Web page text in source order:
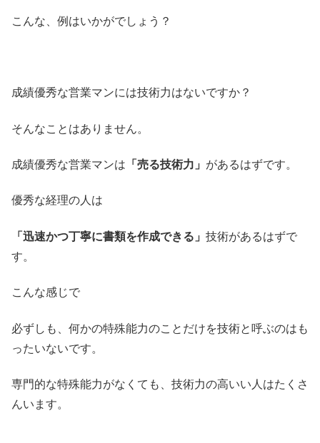
こんな、例はいかがでしょう？
成績優秀な営業マンには技術力はないですか？
そんなことはありません。
成績優秀な営業マンは 「売る技術力」 があるはずです。
優秀な経理の人は
「迅速かつ丁寧に書類を作成できる」 技術があるはずで
す。
こんな感じで
必ずしも、何かの特殊能力のことだけを技術と呼ぶのはも
ったいないです。
専門的な特殊能力がなくても、技術力の高いい人はたくさ
んいます。